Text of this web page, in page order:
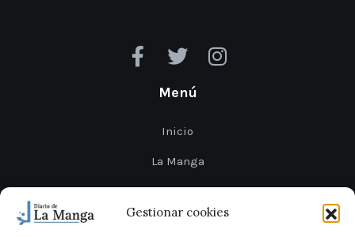
Gestionar cookies
Menú
Inicio
La Manga
Cabo de Palos
Mar Menor